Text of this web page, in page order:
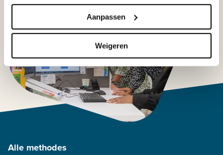
Aanpassen
Weigeren
Alle methodes